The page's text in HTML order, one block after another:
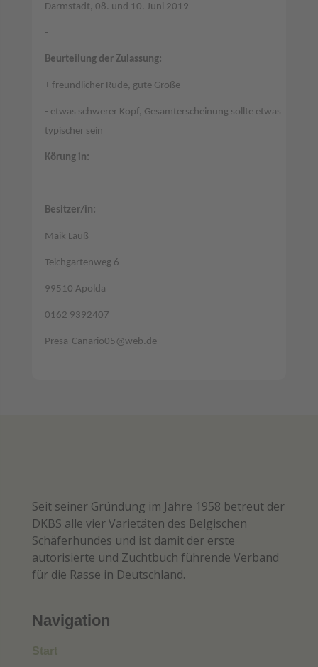
Darmstadt, 08. und 10. Juni 2019
-
Beurteilung der Zulassung:
+ freundlicher Rüde, gute Größe
- etwas schwerer Kopf, Gesamterscheinung sollte etwas
typischer sein
Körung in:
-
Besitzer/in:
Maik Lauß
Teichgartenweg 6
99510 Apolda
0162 9392407
Presa-Canario05@web.de
Seit seiner Gründung im Jahre 1958 betreut der
DKBS alle vier Varietäten des Belgischen
Schäferhundes und ist damit der erste
autorisierte und Zuchtbuch führende Verband
für die Rasse in Deutschland.
Navigation
Start